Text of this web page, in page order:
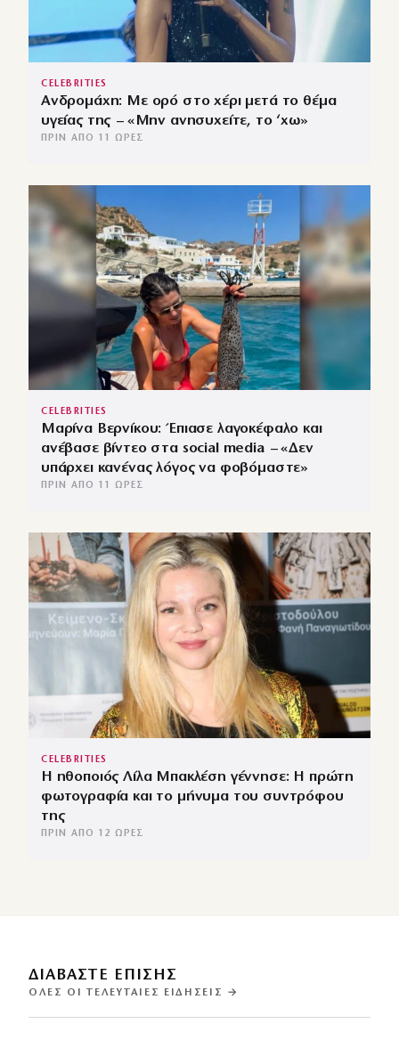
CELEBRITIES
Ανδρομάχη: Με ορό στο χέρι μετά το θέμα
υγείας της – «Μην ανησυχείτε, το ‘χω»
ΠΡΙΝ ΑΠΌ 11 ΏΡΕΣ
CELEBRITIES
Μαρίνα Βερνίκου: Έπιασε λαγοκέφαλο και
ανέβασε βίντεο στα social media – «Δεν
υπάρχει κανένας λόγος να φοβόμαστε»
ΠΡΙΝ ΑΠΌ 11 ΏΡΕΣ
CELEBRITIES
Η ηθοποιός Λίλα Μπακλέση γέννησε: Η πρώτη
φωτογραφία και το μήνυμα του συντρόφου
της
ΠΡΙΝ ΑΠΌ 12 ΏΡΕΣ
ΔΙΑΒΑΣΤΕ ΕΠΙΣΗΣ
ΌΛΕΣ ΟΙ ΤΕΛΕΥΤΑΊΕΣ ΕΙΔΉΣΕΙΣ →